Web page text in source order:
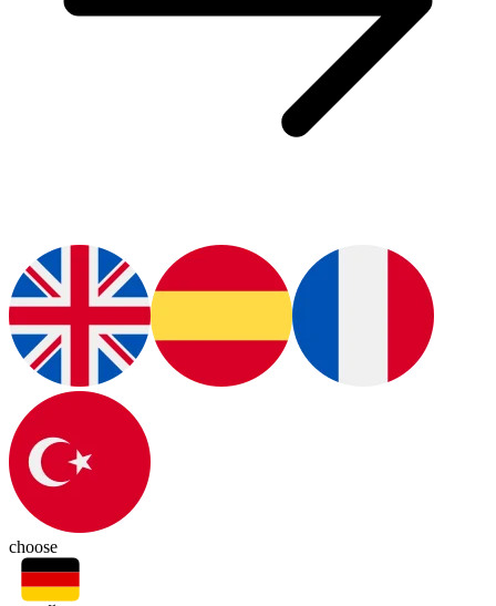
choose